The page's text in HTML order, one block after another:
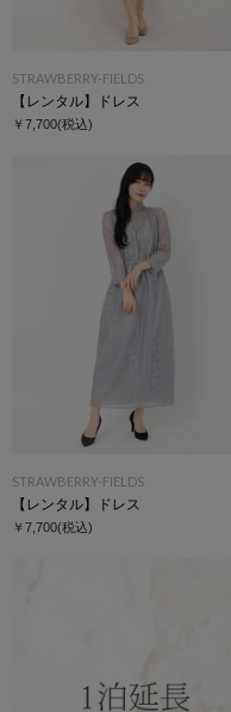
STRAWBERRY-FIELDS
【レンタル】ドレス
￥7,700(税込)
STRAWBERRY-FIELDS
【レンタル】ドレス
￥7,700(税込)